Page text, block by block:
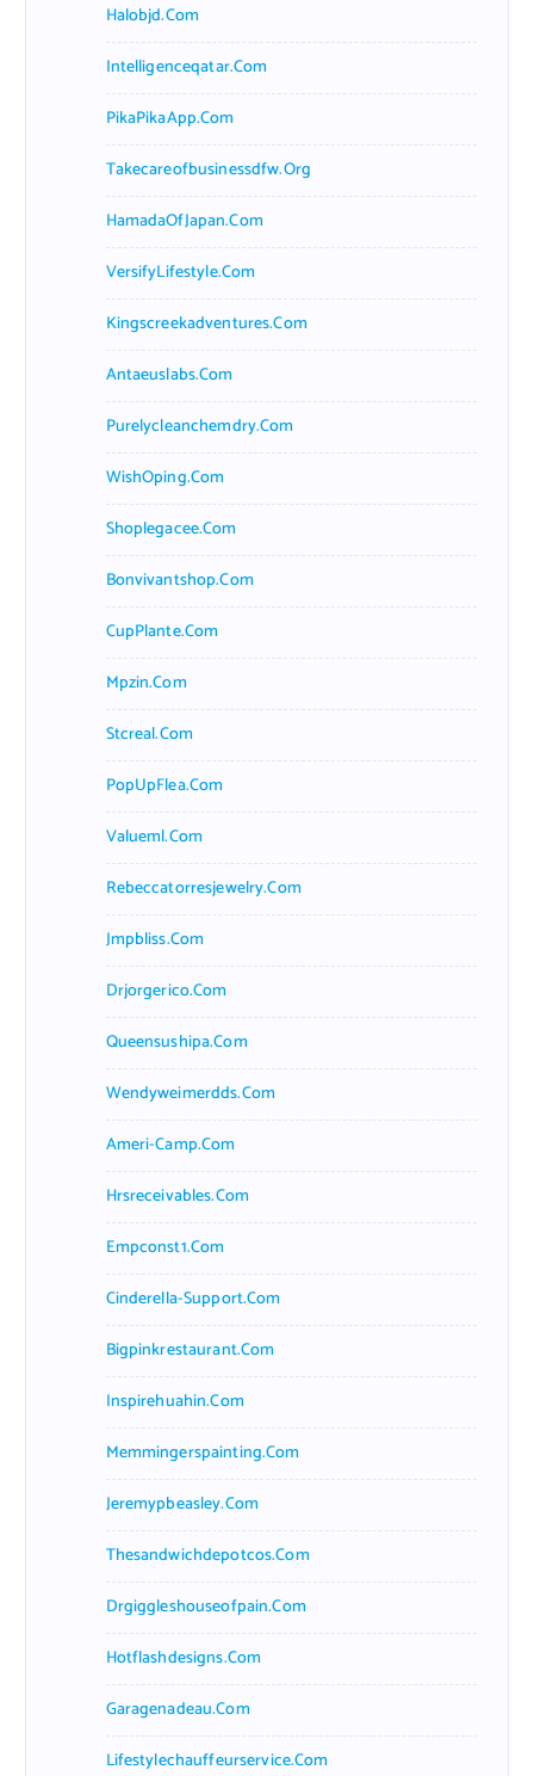
Halobjd.com
Intelligenceqatar.com
PikaPikaApp.com
Takecareofbusinessdfw.org
HamadaOfJapan.com
VersifyLifestyle.com
Kingscreekadventures.com
Antaeuslabs.com
Purelycleanchemdry.com
WishOping.com
Shoplegacee.com
Bonvivantshop.com
CupPlante.com
Mpzin.com
Stcreal.com
PopUpFlea.com
Valueml.com
Rebeccatorresjewelry.com
Jmpbliss.com
Drjorgerico.com
Queensushipa.com
Wendyweimerdds.com
Ameri-Camp.com
Hrsreceivables.com
Empconst1.com
Cinderella-Support.com
Bigpinkrestaurant.com
Inspirehuahin.com
Memmingerspainting.com
Jeremypbeasley.com
Thesandwichdepotcos.com
Drgiggleshouseofpain.com
Hotflashdesigns.com
Garagenadeau.com
Lifestylechauffeurservice.com